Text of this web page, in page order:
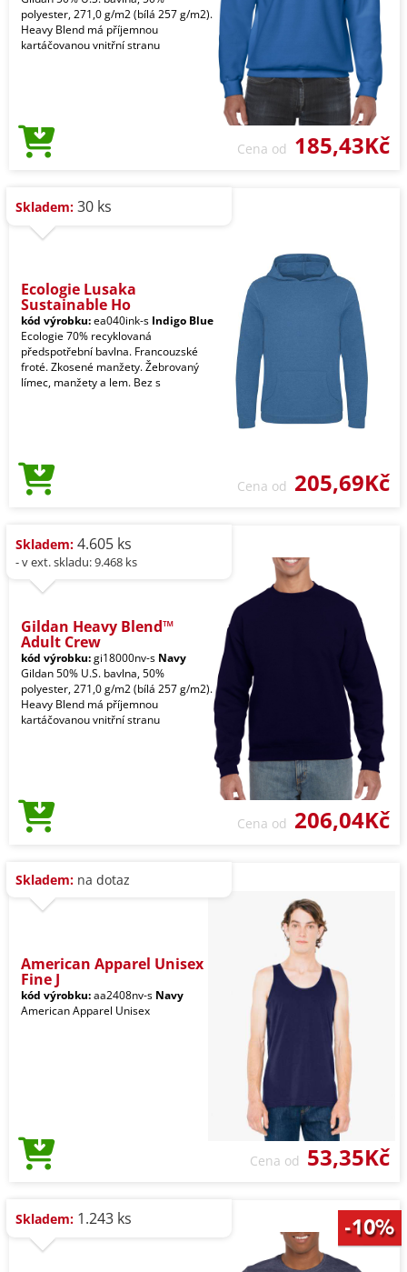
polyester, 271,0 g/m2 (bílá 257 g/m2).
Heavy Blend má příjemnou
kartáčovanou vnitřní stranu
Cena od 185,43Kč
Skladem: 30 ks
Ecologie Lusaka
Sustainable Ho
kód výrobku:ea040ink-s Indigo Blue
Ecologie 70% recyklovaná
předspotřební bavlna. Francouzské
froté. Zkosené manžety. Žebrovaný
límec, manžety a lem. Bez s
Cena od 205,69Kč
Skladem: 4.605 ks
- v ext. skladu: 9.468 ks
Gildan Heavy Blend™
Adult Crew
kód výrobku:gi18000nv-s Navy
Gildan 50% U.S. bavlna, 50%
polyester, 271,0 g/m2 (bílá 257 g/m2).
Heavy Blend má příjemnou
kartáčovanou vnitřní stranu
Cena od 206,04Kč
Skladem: na dotaz
American Apparel Unisex
Fine J
kód výrobku:aa2408nv-s Navy
American Apparel Unisex
Cena od 53,35Kč
Skladem: 1.243 ks